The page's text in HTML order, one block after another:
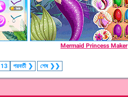
Mermaid Princess Maker
13 পরবর্তী ❯ শেষ ❯❯